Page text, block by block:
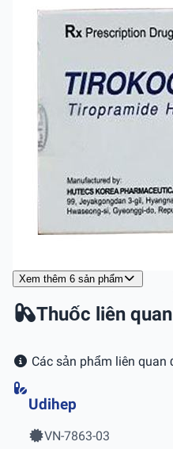
Xem thêm 6 sản phẩm
Thuốc liên quan
Các sản phẩm liên quan
Udihep
VN-7863-03